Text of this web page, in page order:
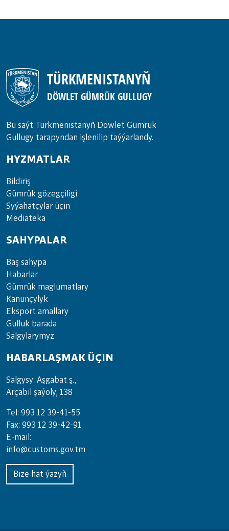
TÜRKMENISTANYŇ
DÖWLET GÜMRÜK GULLUGY
Bu saýt Türkmenistanyñ Döwlet Gümrük
Gullugy tarapyndan işlenilip taýýarlandy.
HYZMATLAR
Bil­di­riş
Güm­rük gö­zeg­çi­li­gi
Sy­ýa­hat­çy­lar ü­çin
Media­teka
SAHYPALAR
Baş sahypa
Habarlar
Gümrük maglumatlary
Kanunçylyk
Eksport amallary
Gulluk barada
Salgylarymyz
HABARLAŞMAK ÜÇIN
Salgysy: Aşgabat ş.,
Arçabil şaýoly, 138
Tel: 993 12 39-41-55
Fax: 993 12 39-42-91
E-mail:
info@customs.gov.tm
Bize hat ýazyň